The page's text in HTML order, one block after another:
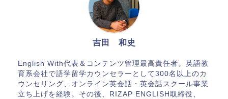
吉田 和史
English With代表＆コンテンツ管理最高責任者。英語教
育系会社で語学留学カウンセラーとして300名以上のカ
ウンセリング、オンライン英会話・英会話スクール事業
立ち上げを経験。その後、RIZAP ENGLISH取締役、